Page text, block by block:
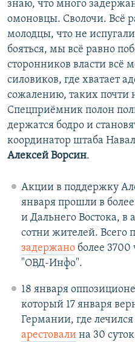
знаю, что много
омоновцы. Сволочи. Всё
молодцы, что не
бояться, мы всё равно
сторонников власти всё
силовиков, где хватает
сожалению, таких
Спецприёмник полон
держатся бодро и
координатор штаба
Алексей Ворсин.
Акции в поддержку
января прошли в
и Дальнего Востока, в
сотни жителей. Всего
задержаноболее 3700
"ОВД-Инфо".
18 января
который 17 января
Германии, где
арестовалина 30